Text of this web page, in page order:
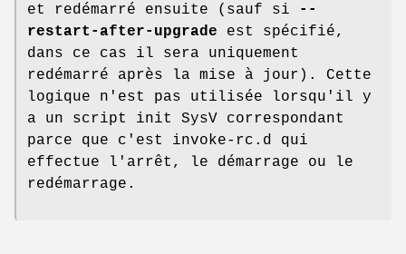
et redémarré ensuite (sauf si
--
restart-after-upgrade est spécifié,
dans ce cas il sera uniquement
redémarré après la mise à jour). Cette
logique n'est pas utilisée lorsqu'il y
a un script init SysV correspondant
parce que c'est invoke-rc.d qui
effectue l'arrêt, le démarrage ou le
redémarrage.